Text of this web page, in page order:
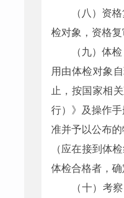
（八）资
检对象，资格
（九）体检
用由体检对象自
止，按国家相
行） 》及操作
准并予以公布
（应在接到体
体检合格者，
（十）考察